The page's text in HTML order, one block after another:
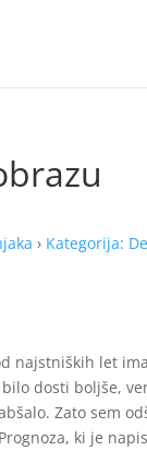
› Kategorija:
najstniških let
dosti boljše,
Zato sem
ki je